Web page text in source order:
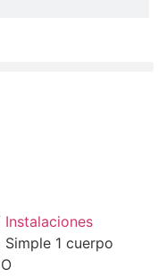
Instalaciones
1 cuerpo